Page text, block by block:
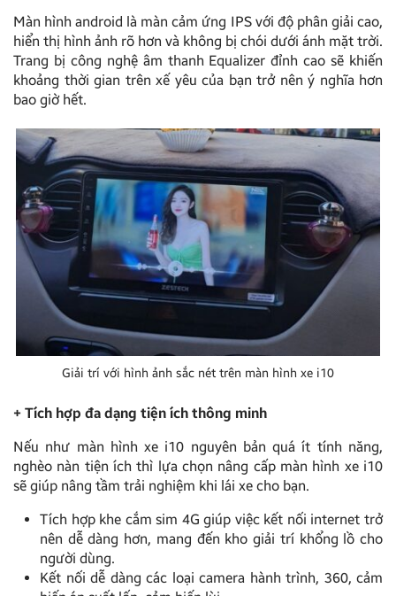
Màn hình android là màn cảm ứng IPS với độ phân giải cao,
hiển thị hình ảnh rõ hơn và không bị chói dưới ánh mặt trời.
Trang bị công nghệ âm thanh Equalizer đỉnh cao sẽ khiến
khoảng thời gian trên xế yêu của bạn trở nên ý nghĩa hơn
bao giờ hết.
Giải trí với hình ảnh sắc nét trên màn hình xe i10
+ Tích hợp đa dạng tiện ích thông minh
Nếu như màn hình xe i10 nguyên bản quá ít tính năng,
nghèo nàn tiện ích thì lựa chọn nâng cấp màn hình xe i10
sẽ giúp nâng tầm trải nghiệm khi lái xe cho bạn.
Tích hợp khe cắm sim 4G giúp việc kết nối internet trở
nên dễ dàng hơn, mang đến kho giải trí khổng lồ cho
người dùng.
Kết nối dễ dàng các loại camera hành trình, 360, cảm